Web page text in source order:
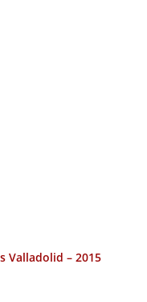
Valladolid – 2015